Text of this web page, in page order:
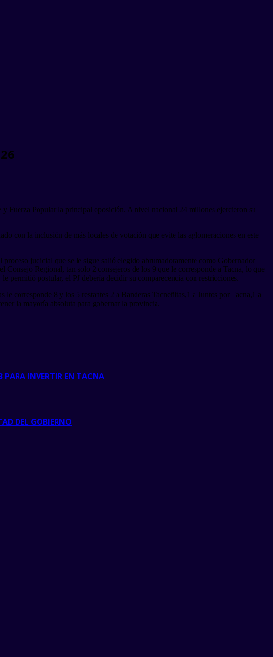
Fuerza Popular la principal oposición. A nivel nacional 24 millones ejercieron su
con la inclusión de más locales de votación que evite las aglomeraciones en este
judicial que se le sigue salió elegido abrumadoramente como Gobernador
Regional, tan solo 2 consejeros de los 9 que le corresponde a Tacna, lo que
permitió postular, el PJ debería decidir su comparecencia con restricciones.
8 y los 5 restantes 2 a Banderas Tacneñitas,1 a Juntos por Tacna,1 a
la mayoría absoluta para gobernar la provincia.
PARA INVERTIR EN TACNA
DEL GOBIERNO